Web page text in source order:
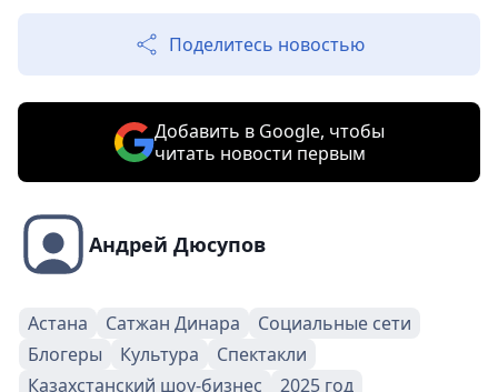
Поделитесь новостью
Добавить в Google, чтобы
читать новости первым
Андрей Дюсупов
Астана Сатжан Динара
Социальные сети
Блогеры
Культура
Спектакли
Казахстанский шоу-бизнес
2025 год